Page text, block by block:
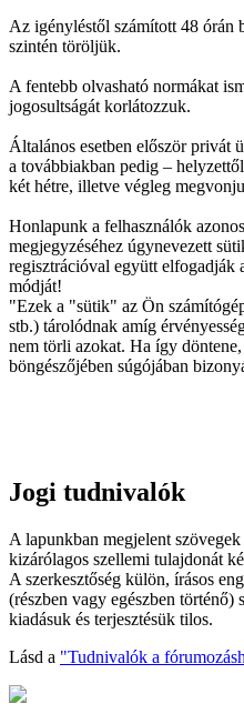
Az igényléstől számított 48 órán
szintén töröljük.
A fentebb olvasható normákat
jogosultságát korlátozzuk.
Általános esetben először privát
a továbbiakban pedig –
két hétre, illetve végleg
Honlapunk a felhasználók
megjegyzéséhez úgynevezett
regisztrációval együtt elfogadják
módját!
"Ezek a "sütik" az Ön
stb.) tárolódnak amíg
nem törli azokat. Ha így
böngészőjében súgójában
Jogi tudnivalók
A lapunkban megjelent
kizárólagos szellemi tulajdonát
A szerkesztőség külön, írásos
(részben vagy egészben történő)
kiadásuk és terjesztésük tilos.
Lásd a "Tudnivalók a